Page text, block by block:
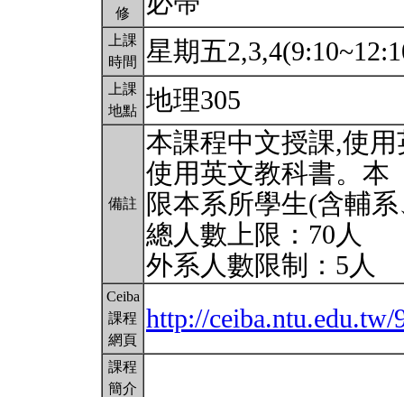
修
上課
時間
星期五
上課
地點 地理305
備註
本課程中文授課,使
使用英文教科書。本
限本系所學生(含輔
總人數上限：70人
外系人數限制：5人
Ceiba
課程
網頁
http://ceiba.ntu.edu.tw/
課程
簡介